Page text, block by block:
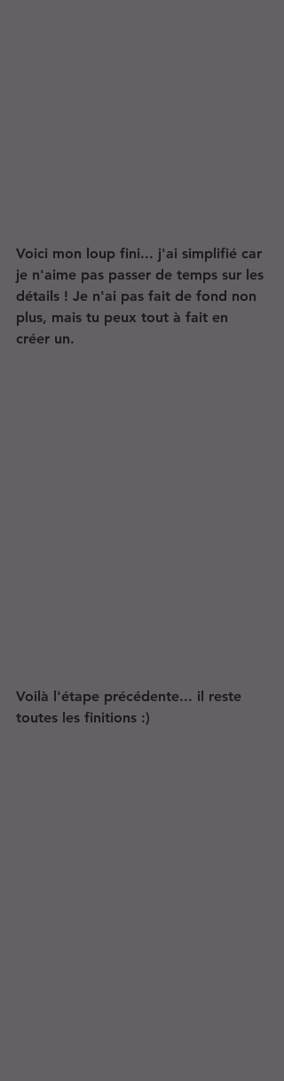
Voici mon loup fini... j'ai simplifié car
je n'aime pas passer de temps sur les
détails ! Je n'ai pas fait de fond non
plus, mais tu peux tout à fait en
créer un.
Voilà l'étape précédente... il reste
toutes les finitions :)